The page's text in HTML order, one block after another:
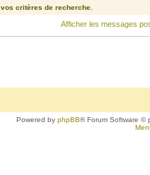
critères de recherche.
Afficher les messages
Powered byphpBB® Forum Software ©